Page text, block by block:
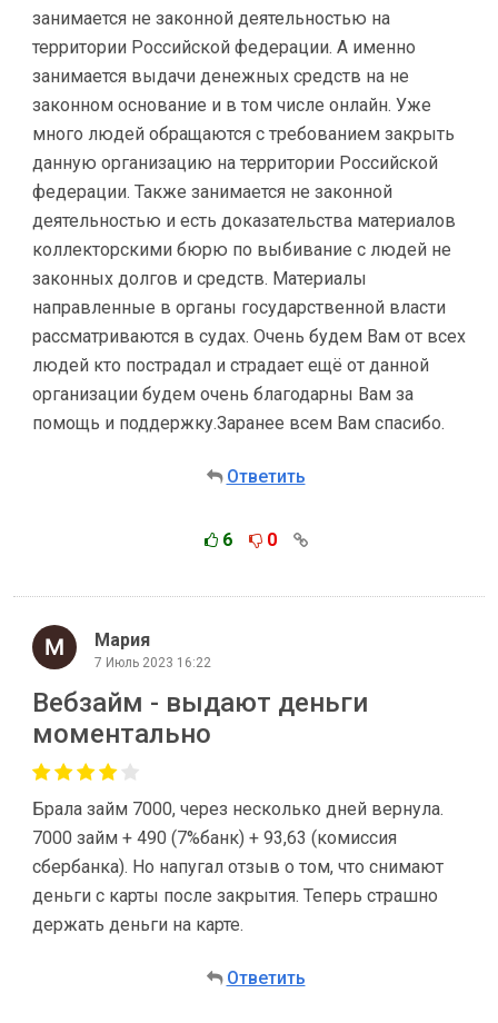
занимается не законной деятельностью на
территории Российской федерации. А именно
занимается выдачи денежных средств на не
законном основание и в том числе онлайн. Уже
много людей обращаются с требованием закрыть
данную организацию на территории Российской
федерации. Также занимается не законной
деятельностью и есть доказательства материалов
коллекторскими бюрю по выбивание с людей не
законных долгов и средств. Материалы
направленные в органы государственной власти
рассматриваются в судах. Очень будем Вам от всех
людей кто пострадал и страдает ещё от данной
организации будем очень благодарны Вам за
помощь и поддержку.Заранее всем Вам спасибо.
Ответить
6 0
Мария
7 Июль 2023 16:22
Вебзайм - выдают деньги
моментально
Брала займ 7000, через несколько дней вернула.
7000 займ + 490 (7%банк) + 93,63 (комиссия
сбербанка). Но напугал отзыв о том, что снимают
деньги с карты после закрытия. Теперь страшно
держать деньги на карте.
Ответить